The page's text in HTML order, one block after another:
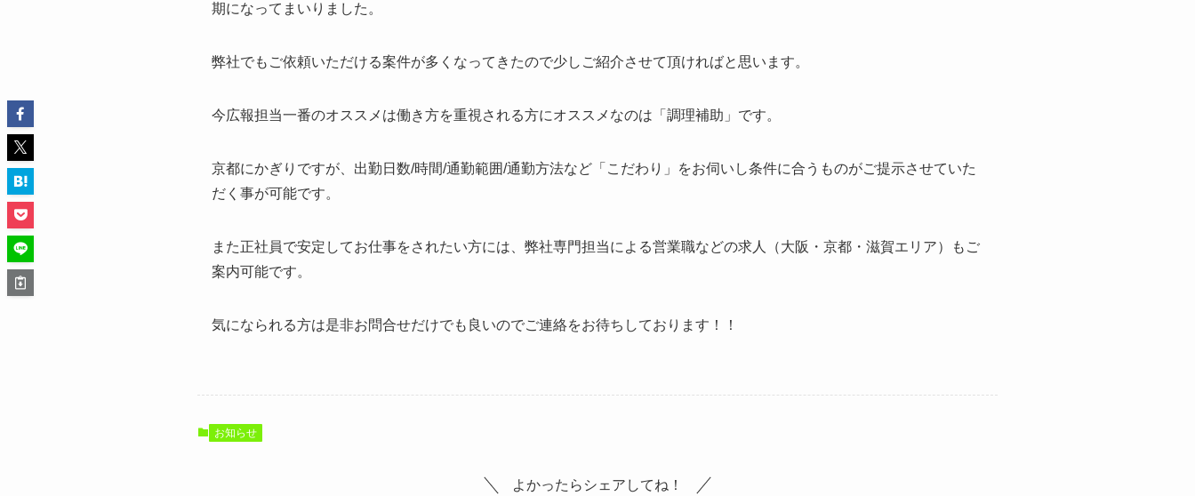
期になってまいりました。
弊社でもご依頼いただける案件が多くなってきたので少しご紹介させて頂ければと思います。
今広報担当一番のオススメは働き方を重視される方にオススメなのは「調理補助」です。
京都にかぎりですが、出勤日数/時間/通勤範囲/通勤方法など「こだわり」をお伺いし条件に合うものがご提示させていた
だく事が可能です。
また正社員で安定してお仕事をされたい方には、弊社専門担当による営業職などの求人（大阪・京都・滋賀エリア）もご
案内可能です。
気になられる方は是非お問合せだけでも良いのでご連絡をお待ちしております！！
お知らせ
よかったらシェアしてね！